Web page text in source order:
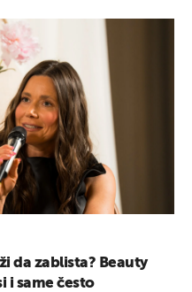
da zablista? Beauty
i same često